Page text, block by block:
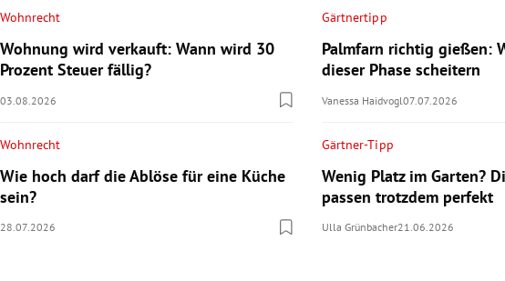
Wohnrecht
Wohnung wird verkauft: Wann wird 30
Prozent Steuer fällig?
03.08.2026
Wohnrecht
Wie hoch darf die Ablöse für eine Küche
sein?
28.07.2026
Gärtnertipp
Palmfarn richtig gießen:
dieser Phase scheitern
Vanessa Haidvogl07.07.2026
Gärtner-Tipp
Wenig Platz im Garten?
passen trotzdem perfekt
Ulla Grünbacher21.06.2026